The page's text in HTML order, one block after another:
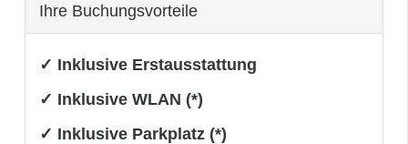
Ihre Buchungsvorteile
✓ Inklusive Erstausstattung
✓ Inklusive WLAN (*)
✓ Inklusive Parkplatz (*)